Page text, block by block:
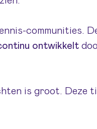
communities.
ontwikkelt
is groot. Deze